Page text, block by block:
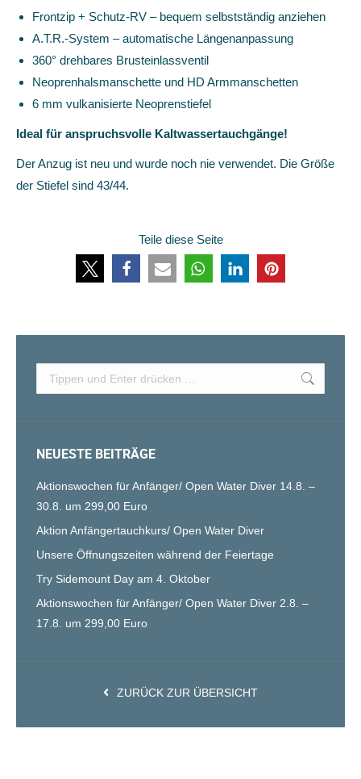
Frontzip + Schutz-RV – bequem selbstständig anziehen
A.T.R.-System – automatische Längenanpassung
360° drehbares Brusteinlassventil
Neoprenhalsmanschette und HD Armmanschetten
6 mm vulkanisierte Neoprenstiefel
Ideal für anspruchsvolle Kaltwassertauchgänge!
Der Anzug ist neu und wurde noch nie verwendet. Die Größe
der Stiefel sind 43/44.
Teile diese Seite
Search:
NEUESTE BEITRÄGE
Aktionswochen für Anfänger/ Open Water Diver 14.8. –
30.8. um 299,00 Euro
Aktion Anfängertauchkurs/ Open Water Diver
Unsere Öffnungszeiten während der Feiertage
Try Sidemount Day am 4. Oktober
Aktionswochen für Anfänger/ Open Water Diver 2.8. –
17.8. um 299,00 Euro
ZURÜCK ZUR ÜBERSICHT